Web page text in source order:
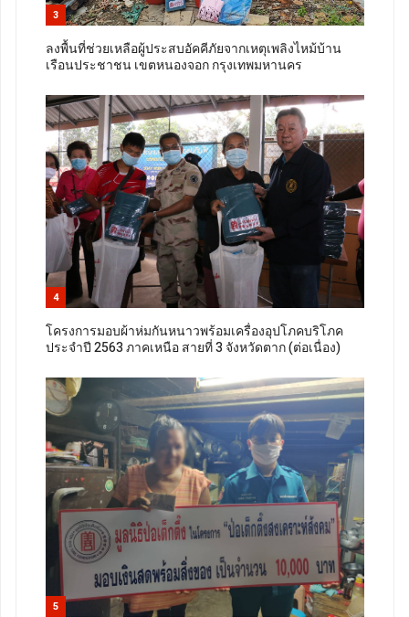
3
ลงพื้นที่ช่วยเหลือผู้ประสบอัคคีภัยจากเหตุเพลิงไหม้บ้าน
เรือนประชาชน เขตหนองจอก กรุงเทพมหานคร
4
โครงการมอบผ้าห่มกันหนาวพร้อมเครื่องอุปโภคบริโภค
ประจำปี 2563 ภาคเหนือ สายที่ 3 จังหวัดตาก (ต่อเนื่อง)
5